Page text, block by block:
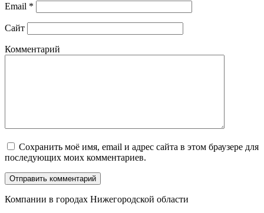
Email *
Сайт
Комментарий
Сохранить моё имя, email и адрес сайта в этом браузере для
последующих моих комментариев.
Компании в городах Нижегородской области